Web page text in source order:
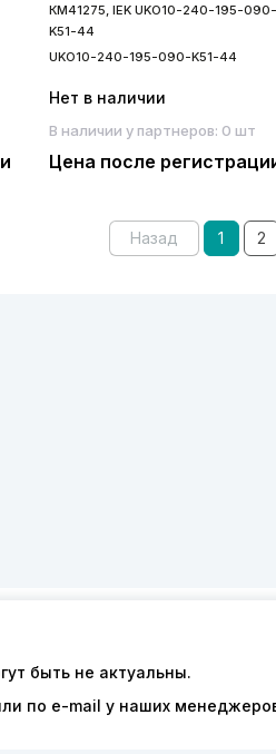
КМ41275, IEK UKO10-240-195-090-
K51-44
UKO10-240-195-090-K51-44
Нет в наличии
В наличии у партнеров: 0 шт
Цена после
Назад 1 2
быть не актуальны.
по e-mail у наших
Контакты